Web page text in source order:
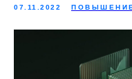
07.11.2022